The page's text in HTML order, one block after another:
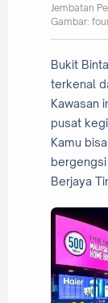
Jembatan
Gambar:
Bukit
terkenal
Kawasan
pusat
Kamu
bergengsi
Berjaya